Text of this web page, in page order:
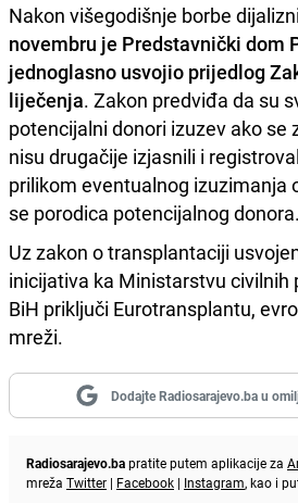
Nakon višegodišnje borbe
novembru je Predstavnički dom
jednoglasno usvojio prijedlog
liječenja. Zakon predviđa da su
potencijalni donori izuzev ako se
nisu drugačije izjasnili i
prilikom eventualnog izuzimanja
se porodica potencijalnog donora.
Uz zakon o transplantaciji
inicijativa ka Ministarstvu civilnih
BiH priključi Eurotransplantu,
mreži.
Dodajte Radiosarajevo.ba u
Radiosarajevo.bapratite putem aplikacije za
mreža Twitter | Facebook | Instagram, kao i